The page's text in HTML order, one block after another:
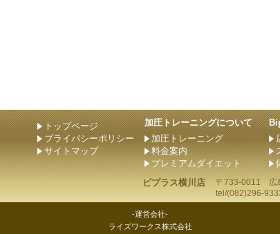
トップページ
プライバシーポリシー
サイトマップ
加圧トレーニングについて
加圧トレーニング
料金案内
プレミアムダイエット
ビプラス横川店 〒733-0011 広
tel/(082)296-
-運営会社-
ライズワークス株式会社